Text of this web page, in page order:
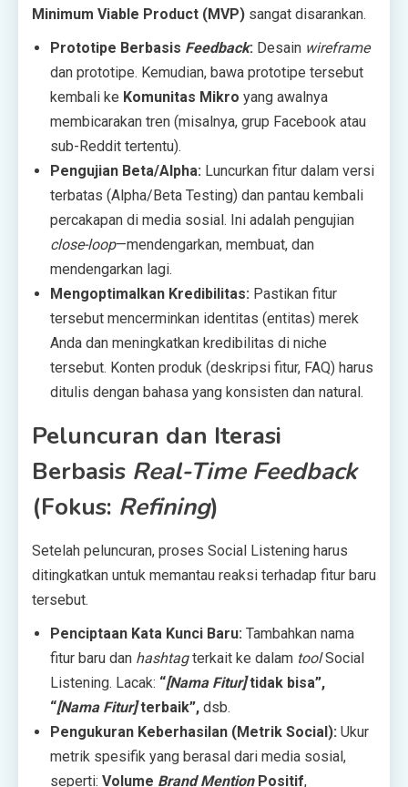
Minimum Viable Product (MVP) sangat disarankan.
Prototipe Berbasis Feedback: Desain wireframe
dan prototipe. Kemudian, bawa prototipe tersebut
kembali ke Komunitas Mikro yang awalnya
membicarakan tren (misalnya, grup Facebook atau
sub-Reddit tertentu).
Pengujian Beta/Alpha: Luncurkan fitur dalam versi
terbatas (Alpha/Beta Testing) dan pantau kembali
percakapan di media sosial. Ini adalah pengujian
close-loop—mendengarkan, membuat, dan
mendengarkan lagi.
Mengoptimalkan Kredibilitas: Pastikan fitur
tersebut mencerminkan identitas (entitas) merek
Anda dan meningkatkan kredibilitas di niche
tersebut. Konten produk (deskripsi fitur, FAQ) harus
ditulis dengan bahasa yang konsisten dan natural.
Peluncuran dan Iterasi
Berbasis Real-Time Feedback
(Fokus: Refining)
Setelah peluncuran, proses Social Listening harus
ditingkatkan untuk memantau reaksi terhadap fitur baru
tersebut.
Penciptaan Kata Kunci Baru: Tambahkan nama
fitur baru dan hashtagterkait ke dalam toolSocial
Listening. Lacak: “[Nama Fitur]tidak bisa”,
“[Nama Fitur]terbaik”, dsb.
Pengukuran Keberhasilan (Metrik Social): Ukur
metrik spesifik yang berasal dari media sosial,
seperti: Volume Brand MentionPositif,